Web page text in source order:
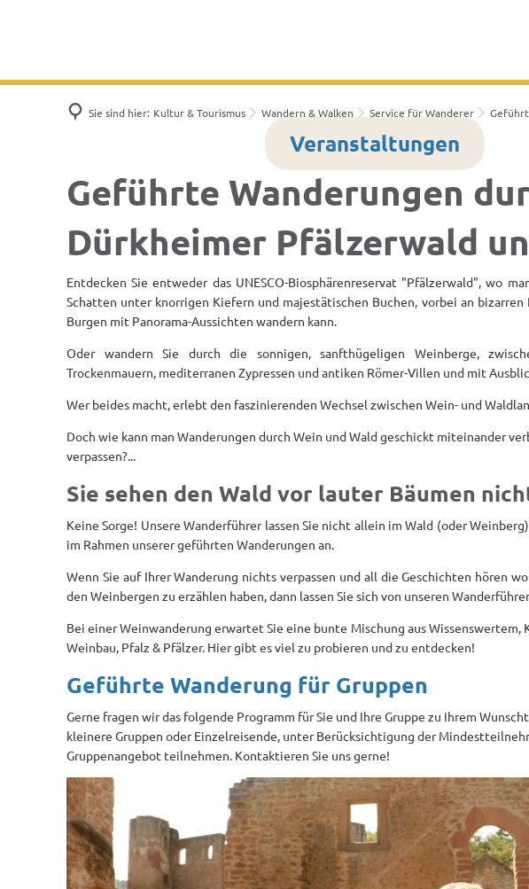
Veranstaltungen
Sie sind hier: Kultur & Tourismus Wandern & Walken Service für Wanderer
Geführte Wanderungen
Dürkheimer Pfälzerwald
Entdecken Sie entweder das UNESCO-Biosphärenreservat "Pfälzerwald", wo
Schatten unter knorrigen Kiefern und majestätischen Buchen, vorbei an bizarren
Burgen mit Panorama-Aussichten wandern kann.
Oder wandern Sie durch die sonnigen, sanfthügeligen Weinberge,
Trockenmauern, mediterranen Zypressen und antiken Römer-Villen und mit
Wer beides macht, erlebt den faszinierenden Wechsel zwischen Wein- und
Doch wie kann man Wanderungen durch Wein und Wald geschickt miteinander
verpassen?...
Sie sehen den Wald vor lauter Bäumen
Keine Sorge! Unsere Wanderführer lassen Sie nicht allein im Wald (oder
im Rahmen unserer geführten Wanderungen an.
Wenn Sie auf Ihrer Wanderung nichts verpassen und all die Geschichten hören
den Weinbergen zu erzählen haben, dann lassen Sie sich von unseren
Bei einer Weinwanderung erwartet Sie eine bunte Mischung aus Wissenswertem,
Weinbau, Pfalz & Pfälzer. Hier gibt es viel zu probieren und zu entdecken!
Geführte Wanderung für Gruppen
Gerne fragen wir das folgende Programm für Sie und Ihre Gruppe zu Ihrem
kleinere Gruppen oder Einzelreisende, unter Berücksichtigung der
Gruppenangebot teilnehmen. Kontaktieren Sie uns gerne!